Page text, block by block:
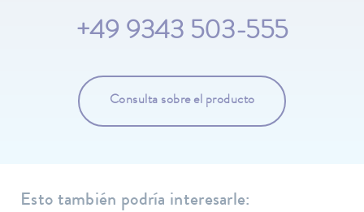
+49 9343 503-555
Consulta sobre el producto
Esto también podría interesarle: